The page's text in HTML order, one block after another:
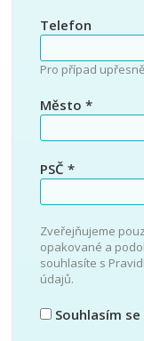
Telefon
Pro případ
Město *
PSČ *
Zveřejňujeme
opakované a
souhlasíte s
údajů.
Souhlasím se